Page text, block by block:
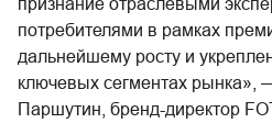
потребителями в рамках
дальнейшему росту и
ключевых сегментах рынка»,
Паршутин, бренд-директор